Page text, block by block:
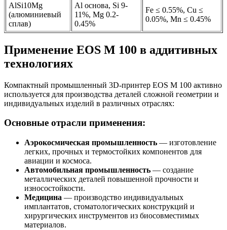
AlSi10Mg
(алюминиевый
сплав)
Al основа, Si 9-
11%, Mg 0.2-
0.45%
Fe ≤ 0.55%, Cu ≤
0.05%, Mn ≤ 0.45%
Применение EOS M 100 в аддитивных
технологиях
Компактный промышленный 3D-принтер EOS M 100 активно
используется для производства деталей сложной геометрии и
индивидуальных изделий в различных отраслях:
Основные отрасли применения:
Аэрокосмическая промышленность — изготовление
легких, прочных и термостойких компонентов для
авиации и космоса.
Автомобильная промышленность — создание
металлических деталей повышенной прочности и
износостойкости.
Медицина — производство индивидуальных
имплантатов, стоматологических конструкций и
хирургических инструментов из биосовместимых
материалов.